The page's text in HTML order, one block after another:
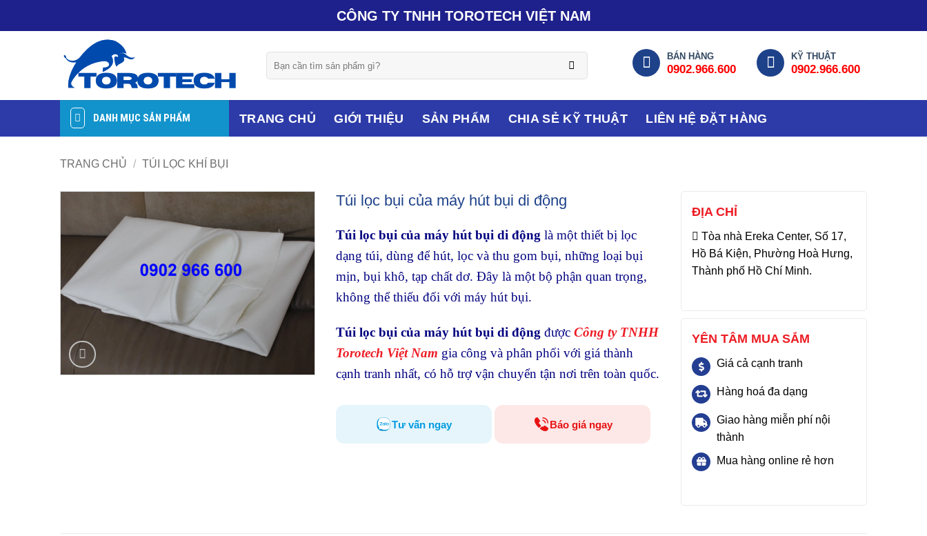
CÔNG TY TNHH TOROTECH VIỆT NAM
kiếm:
BÁN HÀNG
0902.966.600
KỸ THUẬT
0902.966.600
DANH MỤC SẢN PHẨM TRANG CHỦ GIỚI THIỆU SẢN PHẨM CHIA SẺ KỸ THUẬT LIÊN HỆ ĐẶT HÀNG
TRANG CHỦ / TÚI LỌC KHÍ BỤI
Túi lọc bụi của máy hút bụi di động
Túi lọc bụi của máy hút bụi di động là một thiết bị lọc
dạng túi, dùng để hút, lọc và thu gom bụi, những loại bụi
mịn, bụi khô, tạp chất dơ. Đây là một bộ phận quan trọng,
không thể thiếu đối với máy hút bụi.
Túi lọc bụi của máy hút bụi di động được Công ty TNHH
Torotech Việt Nam gia công và phân phối với giá thành
cạnh tranh nhất, có hỗ trợ vận chuyển tận nơi trên toàn quốc.
Tư vấn ngay Báo giá ngay
ĐỊA CHỈ
Tòa nhà Ereka Center, Số 17,
Hồ Bá Kiện, Phường Hoà Hưng,
Thành phố Hồ Chí Minh.
YÊN TÂM MUA SẮM
Giá cả cạnh tranh
Hàng hoá đa dạng
Giao hàng miễn phí nội
thành
Mua hàng online rẻ hơn